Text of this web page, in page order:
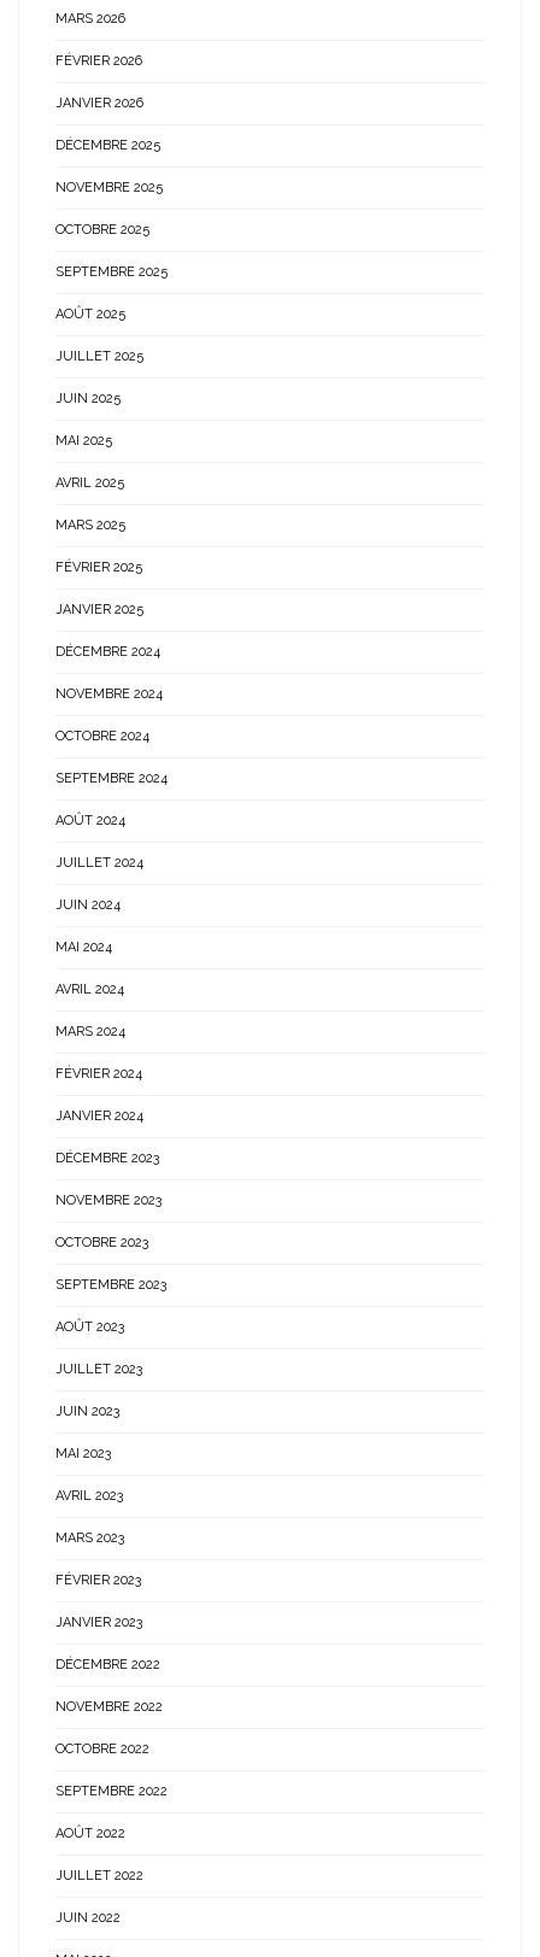
MARS 2026
FÉVRIER 2026
JANVIER 2026
DÉCEMBRE 2025
NOVEMBRE 2025
OCTOBRE 2025
SEPTEMBRE 2025
AOÛT 2025
JUILLET 2025
JUIN 2025
MAI 2025
AVRIL 2025
MARS 2025
FÉVRIER 2025
JANVIER 2025
DÉCEMBRE 2024
NOVEMBRE 2024
OCTOBRE 2024
SEPTEMBRE 2024
AOÛT 2024
JUILLET 2024
JUIN 2024
MAI 2024
AVRIL 2024
MARS 2024
FÉVRIER 2024
JANVIER 2024
DÉCEMBRE 2023
NOVEMBRE 2023
OCTOBRE 2023
SEPTEMBRE 2023
AOÛT 2023
JUILLET 2023
JUIN 2023
MAI 2023
AVRIL 2023
MARS 2023
FÉVRIER 2023
JANVIER 2023
DÉCEMBRE 2022
NOVEMBRE 2022
OCTOBRE 2022
SEPTEMBRE 2022
AOÛT 2022
JUILLET 2022
JUIN 2022